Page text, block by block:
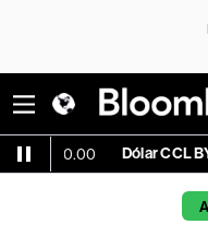
Dólar CCL BYMA